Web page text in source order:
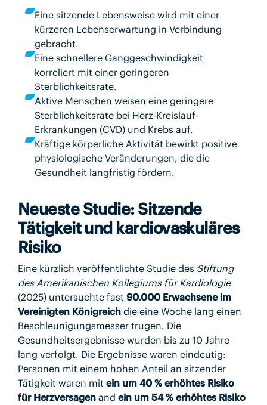
Eine sitzende Lebensweise wird mit einer
kürzeren Lebenserwartung in Verbindung
gebracht.
Eine schnellere Ganggeschwindigkeit
korreliert mit einer geringeren
Sterblichkeitsrate.
Aktive Menschen weisen eine geringere
Sterblichkeitsrate bei Herz-Kreislauf-
Erkrankungen (CVD) und Krebs auf.
Kräftige körperliche Aktivität bewirkt positive
physiologische Veränderungen, die die
Gesundheit langfristig fördern.
Neueste Studie: Sitzende
Tätigkeit und kardiovaskuläres
Risiko
Eine kürzlich veröffentlichte Studie des Stiftung
des Amerikanischen Kollegiums für Kardiologie
(2025) untersuchte fast 90.000 Erwachsene im
Vereinigten Königreichdie eine Woche lang einen
Beschleunigungsmesser trugen. Die
Gesundheitsergebnisse wurden bis zu 10 Jahre
lang verfolgt. Die Ergebnisse waren eindeutig:
Personen mit einem hohen Anteil an sitzender
Tätigkeit waren mit ein um 40 % erhöhtes Risiko
für Herzversagenand ein um 54 % erhöhtes Risiko